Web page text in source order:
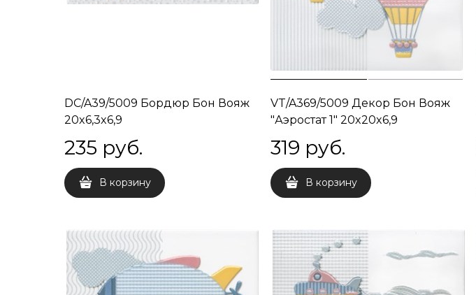
DC/A39/5009 Бордюр Бон Вояж
20x6,3x6,9
235 руб.
В корзину
VT/A369/5009 Декор Бон Вояж
"Аэростат 1" 20x20x6,9
319 руб.
В корзину